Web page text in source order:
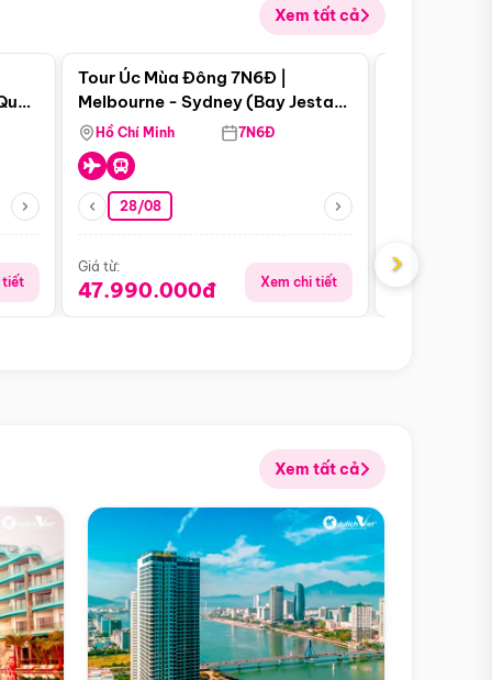
Xem tất cả
tiết
Điểm nổi bật
Tour Úc Mùa Đông 7N6Đ |
Melbourne - Sydney (Bay Jestar
Airways)
Hồ Chí Minh 7N6Đ
28/08
Giá từ:
47.990.000đ Xem chi tiết
Giá từ:
›
Xem tất cả